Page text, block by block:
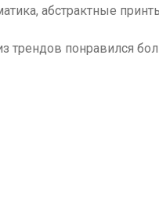
абстрактные
трендов понравился